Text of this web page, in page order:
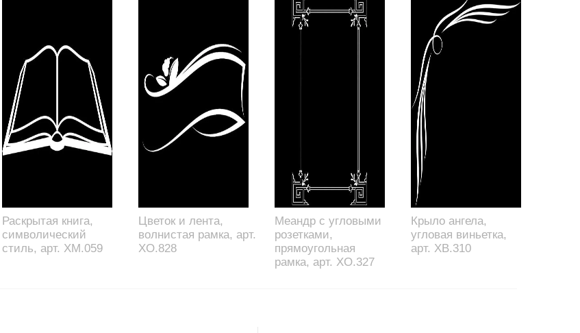
Раскрытая книга,
символический
стиль, арт. XM.059
Цветок и лента,
волнистая рамка, арт.
XO.828
Меандр с угловыми
розетками,
прямоугольная
рамка, арт. XO.327
Крыло ангела,
угловая виньетка,
арт. XB.310